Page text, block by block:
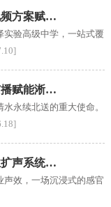
频方案赋…
验高级中学，一站式覆
播赋能淅…
永续北送的重大使命。
扩声系统…
声效，一场沉浸式的感官